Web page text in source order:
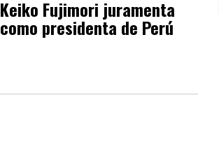
Keiko Fujimori juramenta
como presidenta de Perú